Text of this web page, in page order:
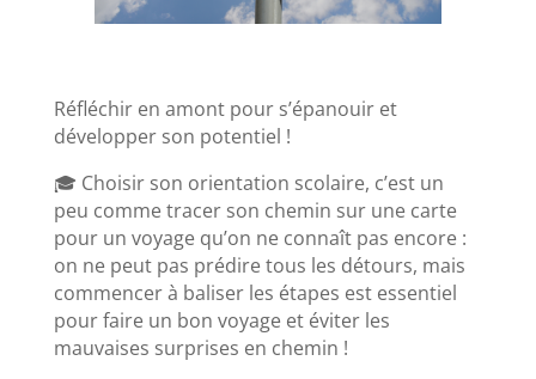
Réfléchir en amont pour s’épanouir et
développer son potentiel !
🎓 Choisir son orientation scolaire, c’est un
peu comme tracer son chemin sur une carte
pour un voyage qu’on ne connaît pas encore :
on ne peut pas prédire tous les détours, mais
commencer à baliser les étapes est essentiel
pour faire un bon voyage et éviter les
mauvaises surprises en chemin !